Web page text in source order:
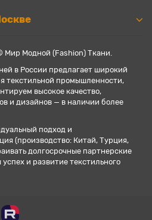
Модной (Fashion) Ткани.
в России предлагает широкий
текстильной промышленности,
высокое качество,
и дизайнов — в наличии более
подход и
(производство: Китай, Турция,
долгосрочные партнерские
и развитие текстильного